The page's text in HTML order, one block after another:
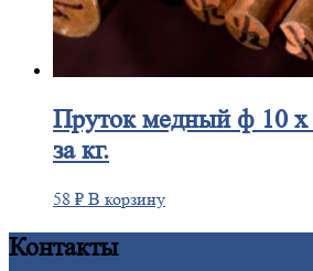
Прутокмедный ф 10 х
за кг.
58 ₽ В корзину
Контакты